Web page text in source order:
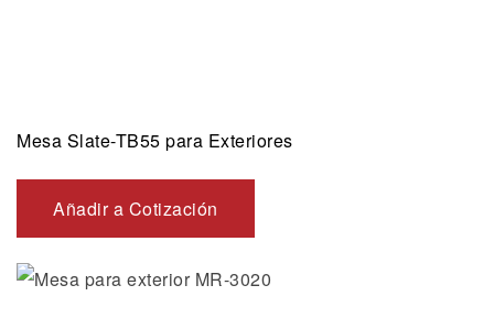
Mesa Slate-TB55 para Exteriores
Añadir a Cotización